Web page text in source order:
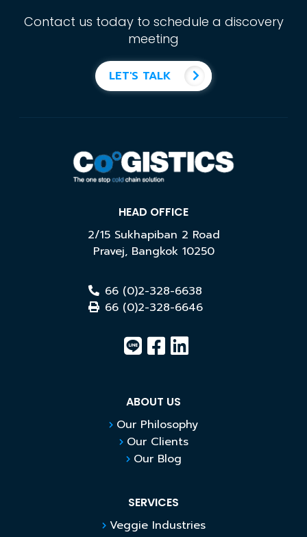
Contact us today to schedule a discovery
meeting
LET'S TALK
HEAD OFFICE
2/15 Sukhapiban 2 Road
Pravej, Bangkok 10250
66 (0)2-328-6638
66 (0)2-328-6646
ABOUT US
Our Philosophy
Our Clients
Our Blog
SERVICES
Veggie Industries